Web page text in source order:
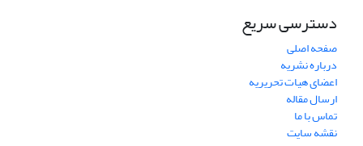
دسترسی سریع
صفحه اصلی
درباره نشریه
اعضای هیات تحریریه
ارسال مقاله
تماس با ما
نقشه سایت